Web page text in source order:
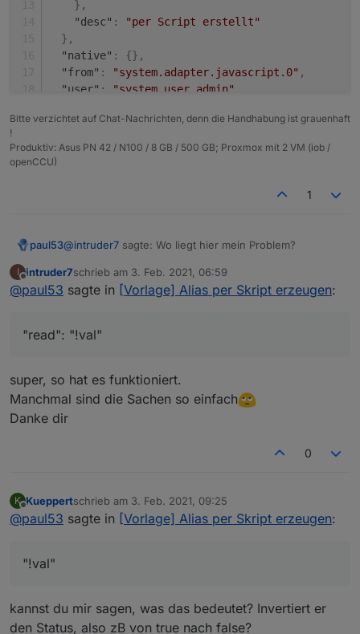
  "from": "system.adapter.javascript.0",
  "user": "system.user.admin",
"_id":
  "acl": {
    "object": 1636,
    "owner": "system.user.admin",
  }
} ,
"desc" :
"per Script erstellt"
} ,
"native" : {} ,
"from" : "system.adapter.javascript.0" ,
"user" : "system.user.admin"
"_id":
}
Bitte verzichtet auf Chat-Nachrichten, denn die Handhabung ist grauenhaft
!
Produktiv: Asus PN 42 / N100 / 8 GB / 500 GB; Proxmox mit 2 VM (iob /
openCCU)
1
paul53@intruder7 sagte: Wo liegt hier mein Problem?
Die Konvertierung muss mittelscommon.alias.read
erfolgen, nicht mittels
common.states.
  "common": {
    "read": true,
    "write": false,
    "role": "indicator.reachable",
"id": "hm-
    "desc": "per Script erstellt"
  },
  "acl": {
    "object": 1636,
I
Offline
intruder7schrieb am 3. Feb. 2021, 06:59
zuletzt editiert von
@paul53 sagte in [Vorlage] Alias per Skript erzeugen:
"read": "!val"
super, so hat es funktioniert.
Manchmal sind die Sachen so einfach
Danke dir
0
K
Offline
Kueppertschrieb am 3. Feb. 2021, 09:25
zuletzt editiert von
@paul53 sagte in [Vorlage] Alias per Skript erzeugen:
"!val"
kannst du mir sagen, was das bedeutet? Invertiert er
den Status, also zB von true nach false?